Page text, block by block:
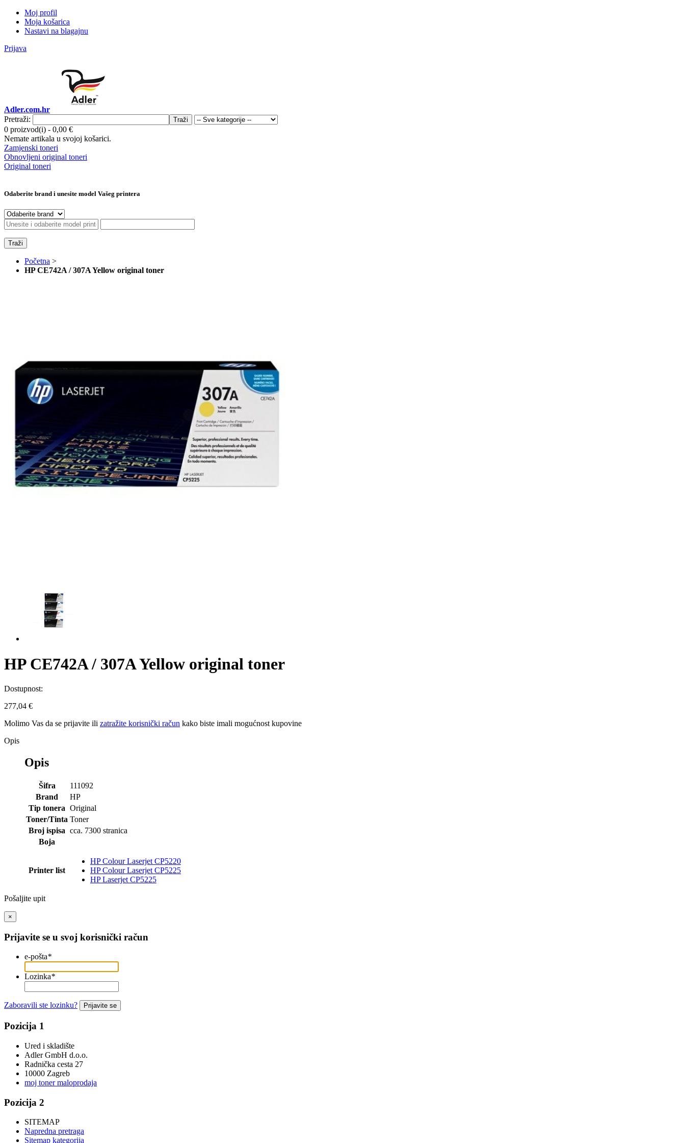
Moj profil
Moja košarica
Nastavi na blagajnu
Prijava
Adler.com.hr
Pretraži:
Traži
0 proizvod(i) - 0,00 €
Nemate artikala u svojoj košarici.
Zamjenski toneri
Obnovljeni original toneri
Original toneri
Odaberite brand i unesite model Vašeg printera
Traži
Početna >
HP CE742A / 307A Yellow original toner
HP CE742A / 307A Yellow original toner
Dostupnost:
277,04 €
Molimo Vas da se prijavite ili zatražite korisnički račun kako biste imali mogućnost kupovine
Opis
Opis
Šifra
111092
Brand
HP
Tip tonera Original
Toner/Tinta Toner
Broj ispisa cca. 7300 stranica
Boja
Printer list
HP Colour Laserjet CP5220
HP Colour Laserjet CP5225
HP Laserjet CP5225
Pošaljite upit
×
Prijavite se u svoj korisnički račun
e-pošta*
Lozinka*
Zaboravili ste lozinku? Prijavite se
Pozicija 1
Ured i skladište
Adler GmbH d.o.o.
Radnička cesta 27
10000 Zagreb
moj toner maloprodaja
Pozicija 2
SITEMAP
Napredna pretraga
Sitemap kategorija